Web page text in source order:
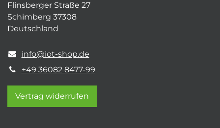
Flinsberger Straße 27
Schimberg 37308
Deutschland
info@iot-shop.de
+49 36082 8477-99
Vertrag widerrufen